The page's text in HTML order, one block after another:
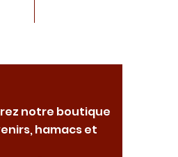
notre boutique
hamacs et